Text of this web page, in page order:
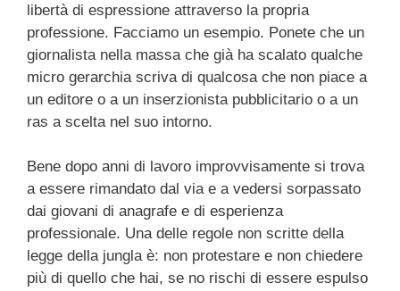
libertà di espressione attraverso la propria
professione. Facciamo un esempio. Ponete che un
giornalista nella massa che già ha scalato qualche
micro gerarchia scriva di qualcosa che non piace a
un editore o a un inserzionista pubblicitario o a un
ras a scelta nel suo intorno.
Bene dopo anni di lavoro improvvisamente si trova
a essere rimandato dal via e a vedersi sorpassato
dai giovani di anagrafe e di esperienza
professionale. Una delle regole non scritte della
legge della jungla è: non protestare e non chiedere
più di quello che hai, se no rischi di essere espulso